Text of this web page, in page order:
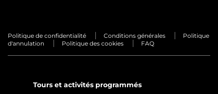
Politique de confidentialité Conditions générales
Politique
d'annulation
Politique des cookies FAQ
Tours et activités programmés